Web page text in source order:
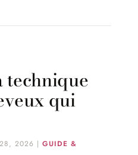
technique
qui
2026 | GUIDE &